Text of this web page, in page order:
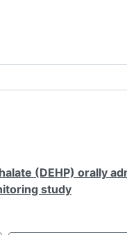
(DEHP) orally
study